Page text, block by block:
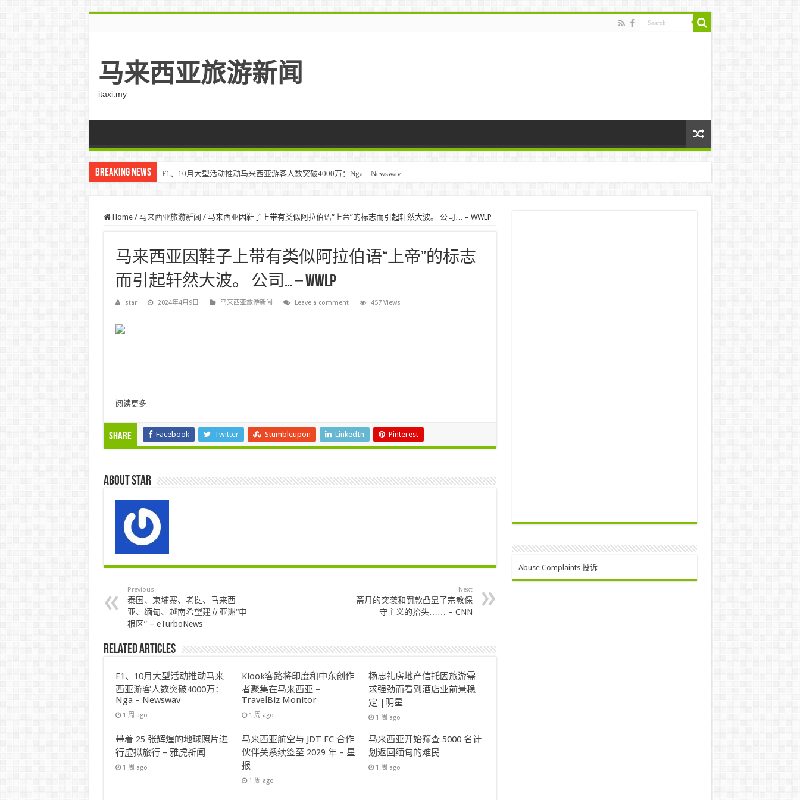
马来西亚旅游新闻
itaxi.my
Breaking News F1、10月大型活动推动马来西亚游客人数突破4000万：Nga – Newswav
Home / 马来西亚旅游新闻 / 马来西亚因鞋子上带有类似阿拉伯语“上帝”的标志而引起轩然大波。 公司… – WWLP
马来西亚因鞋子上带有类似阿拉伯语“上帝”的标志
而引起轩然大波。 公司… – WWLP
star 2024年4月9日 马来西亚旅游新闻 Leave a comment 457 Views
跳
容
阅读更多
Share Facebook Twitter Stumbleupon LinkedIn Pinterest
About star
Previous
泰国、柬埔寨、老挝、马来西
亚、缅甸、越南希望建立亚洲“申
根区” – eTurboNews
Next
斋月的突袭和罚款凸显了宗教保
守主义的抬头…… – CNN
Related Articles
F1、10月大型活动推动马来
西亚游客人数突破4000万：
Nga – Newswav
1 周 ago
Klook客路将印度和中东创作
者聚集在马来西亚 –
TravelBiz Monitor
1 周 ago
杨忠礼房地产信托因旅游需
求强劲而看到酒店业前景稳
定 |明星
1 周 ago
带着 25 张辉煌的地球照片进
行虚拟旅行 – 雅虎新闻
1 周 ago
马来西亚航空与 JDT FC 合作
伙伴关系续签至 2029 年 – 星
报
1 周 ago
马来西亚开始筛查 5000 名计
划返回缅甸的难民
1 周 ago
Abuse Complaints 投诉